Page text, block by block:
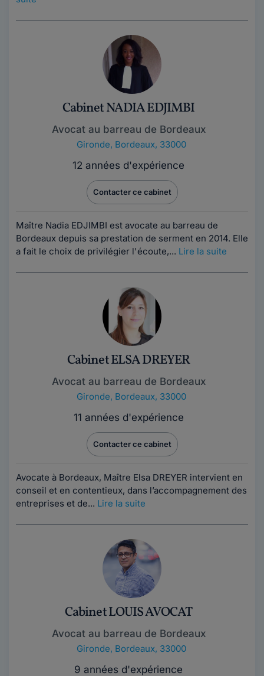
Cabinet NADIA EDJIMBI
Avocat au barreau de Bordeaux
Gironde, Bordeaux, 33000
12 années d'expérience
Contacter ce cabinet
Maître Nadia EDJIMBI est avocate au barreau de
Bordeaux depuis sa prestation de serment en 2014. Elle
a fait le choix de privilégier l'écoute,... Lire la suite
Cabinet ELSA DREYER
Avocat au barreau de Bordeaux
Gironde, Bordeaux, 33000
11 années d'expérience
Contacter ce cabinet
Avocate à Bordeaux, Maître Elsa DREYER intervient en
conseil et en contentieux, dans l’accompagnement des
entreprises et de... Lire la suite
Cabinet LOUIS AVOCAT
Avocat au barreau de Bordeaux
Gironde, Bordeaux, 33000
9 années d'expérience